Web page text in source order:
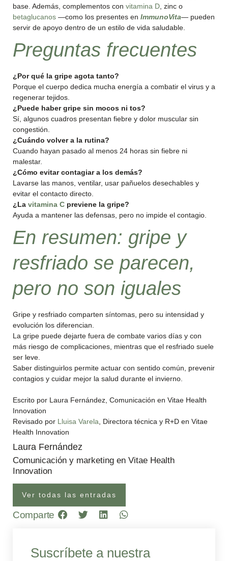
base. Además, complementos con vitamina D , zinc o
betaglucanos —como los presentes en ImmunoVita— pueden
servir de apoyo dentro de un estilo de vida saludable.
Preguntas frecuentes
¿Por qué la gripe agota tanto?
Porque el cuerpo dedica mucha energía a combatir el virus y a
regenerar tejidos.
¿Puede haber gripe sin mocos ni tos?
Sí, algunos cuadros presentan fiebre y dolor muscular sin
congestión.
¿Cuándo volver a la rutina?
Cuando hayan pasado al menos 24 horas sin fiebre ni
malestar.
¿Cómo evitar contagiar a los demás?
Lavarse las manos, ventilar, usar pañuelos desechables y
evitar el contacto directo.
¿La vitamina C previene la gripe?
Ayuda a mantener las defensas, pero no impide el contagio.
En resumen: gripe y
resfriado se parecen,
pero no son iguales
Gripe y resfriado comparten síntomas, pero su intensidad y
evolución los diferencian.
La gripe puede dejarte fuera de combate varios días y con
más riesgo de complicaciones, mientras que el resfriado suele
ser leve.
Saber distinguirlos permite actuar con sentido común, prevenir
contagios y cuidar mejor la salud durante el invierno.
Escrito por Laura Fernández, Comunicación en Vitae Health
Innovation
Revisado por Lluisa Varela , Directora técnica y R+D en Vitae
Health Innovation
Laura Fernández
Comunicación y marketing en Vitae Health
Innovation
Ver todas las entradas
Comparte
Suscríbete a nuestra